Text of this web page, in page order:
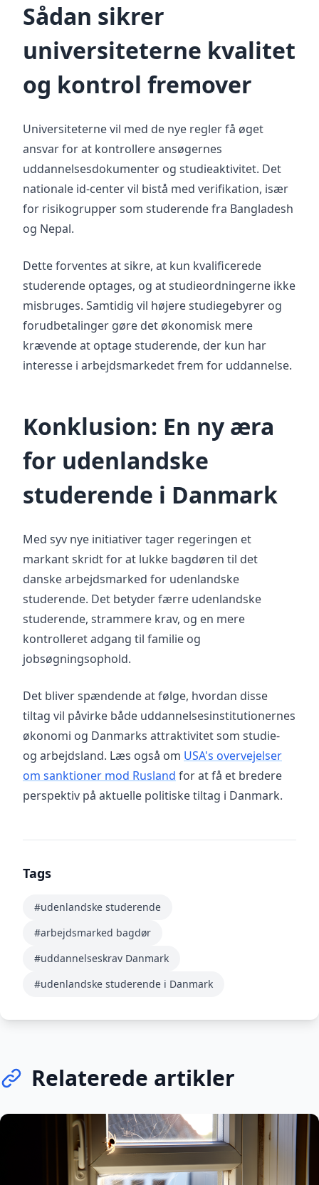
Sådan sikrer
universiteterne kvalitet
og kontrol fremover
Universiteterne vil med de nye regler få øget
ansvar for at kontrollere ansøgernes
uddannelsesdokumenter og studieaktivitet. Det
nationale id-center vil bistå med verifikation, især
for risikogrupper som studerende fra Bangladesh
og Nepal.
Dette forventes at sikre, at kun kvalificerede
studerende optages, og at studieordningerne ikke
misbruges. Samtidig vil højere studiegebyrer og
forudbetalinger gøre det økonomisk mere
krævende at optage studerende, der kun har
interesse i arbejdsmarkedet frem for uddannelse.
Konklusion: En ny æra
for udenlandske
studerende i Danmark
Med syv nye initiativer tager regeringen et
markant skridt for at lukke bagdøren til det
danske arbejdsmarked for udenlandske
studerende. Det betyder færre udenlandske
studerende, strammere krav, og en mere
kontrolleret adgang til familie og
jobsøgningsophold.
Det bliver spændende at følge, hvordan disse
tiltag vil påvirke både uddannelsesinstitutionernes
økonomi og Danmarks attraktivitet som studie-
og arbejdsland. Læs også om USA's overvejelser
om sanktioner mod Rusland for at få et bredere
perspektiv på aktuelle politiske tiltag i Danmark.
Tags
#udenlandske studerende
#arbejdsmarked bagdør
#uddannelseskrav Danmark
#udenlandske studerende i Danmark
Relaterede artikler